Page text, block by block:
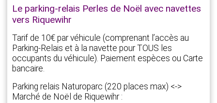
Le parking-relais Perles de Noël avec navettes
vers Riquewihr
Tarif de 10€ par véhicule (comprenant l’accès au
Parking-Relais et à la navette pour TOUS les
occupants du véhicule). Paiement espèces ou Carte
bancaire.
Parking relais Naturoparc (220 places max) <->
Marché de Noël de Riquewihr :